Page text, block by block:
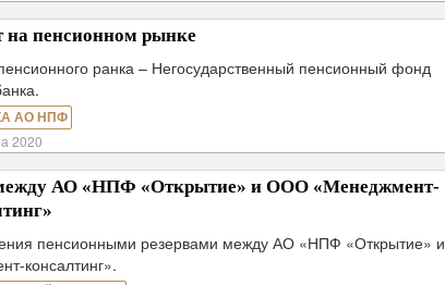
пенсионном рынке
ранка – Негосударственный пенсионный фонд
АО НПФ
2020
между АО «НПФ «Открытие» и ООО «Менеджмент-
пенсионными резервами между АО «НПФ «Открытие» и
консалтинг».